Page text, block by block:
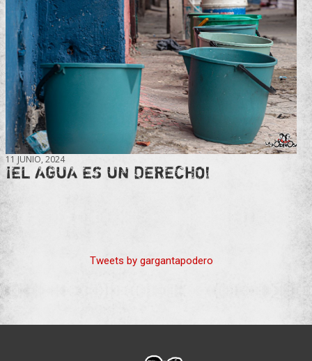
11 JUNIO, 2024
¡EL AGUA ES UN DERECHO!
Tweets by gargantapodero